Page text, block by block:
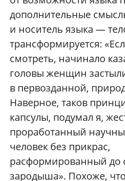
дополнительные
и носитель языка —
трансформируется:
смотреть, начинало
головы женщин
в первозданной,
Наверное, таков
капсулы, подумал я,
проработанный
человек без прикрас,
расформированный до
зародыша». Похоже,